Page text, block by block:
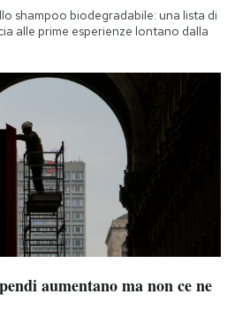
shampoo biodegradabile: una lista di
alle prime esperienze lontano dalla
aumentano ma non ce ne